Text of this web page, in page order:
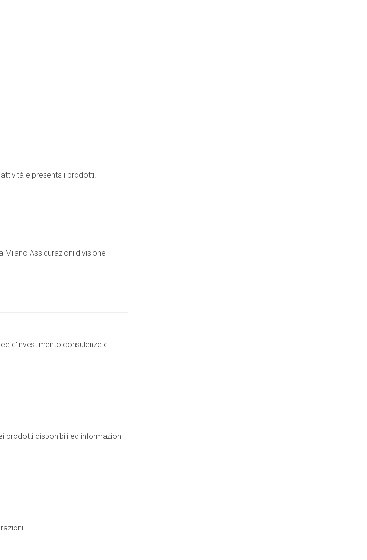
e presenta i prodotti.
Milano Assicurazioni divisione
d'investimento consulenze e
prodotti disponibili ed informazioni